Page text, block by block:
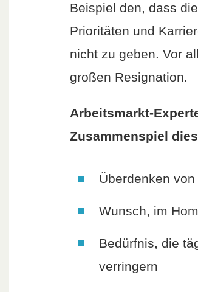
Beispiel den, dass
Prioritäten und
nicht zu geben. Vor
großen Resignation.
Arbeitsmarkt-
Zusammenspiel
Überdenken
Wunsch, im
Bedürfnis, die
verringern